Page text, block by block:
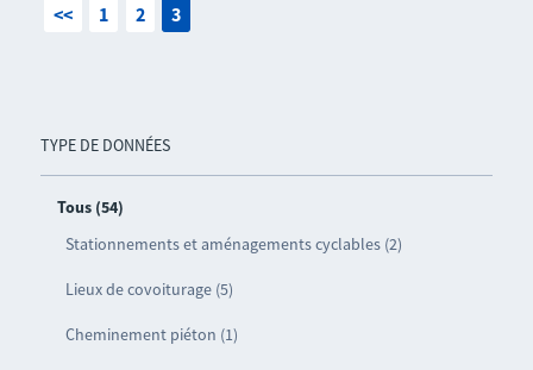
TYPE DE DONNÉES
Tous (54)
Stationnements et aménagements cyclables (2)
Lieux de covoiturage (5)
Cheminement piéton (1)
<< 1 2 3